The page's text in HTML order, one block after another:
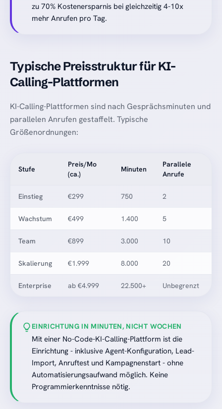
zu 70% Kostenersparnis bei gleichzeitig 4-10x
mehr Anrufen pro Tag.
Typische Preisstruktur für KI-
Calling-Plattformen
KI-Calling-Plattformen sind nach Gesprächsminuten und
parallelen Anrufen gestaffelt. Typische
Größenordnungen:
Stufe
Preis/Mo
(ca.)
Minuten
Parallele
Anrufe
Einstieg €299 750 2
Wachstum €499 1.400 5
Team €899 3.000 10
Skalierung €1.999 8.000 20
Enterprise ab €4.999 22.500+ Unbegrenzt
EINRICHTUNG IN MINUTEN, NICHT WOCHEN
Mit einer No-Code-KI-Calling-Plattform ist die
Einrichtung - inklusive Agent-Konfiguration, Lead-
Import, Anruftest und Kampagnenstart - ohne
Automatisierungsaufwand möglich. Keine
Programmierkenntnisse nötig.